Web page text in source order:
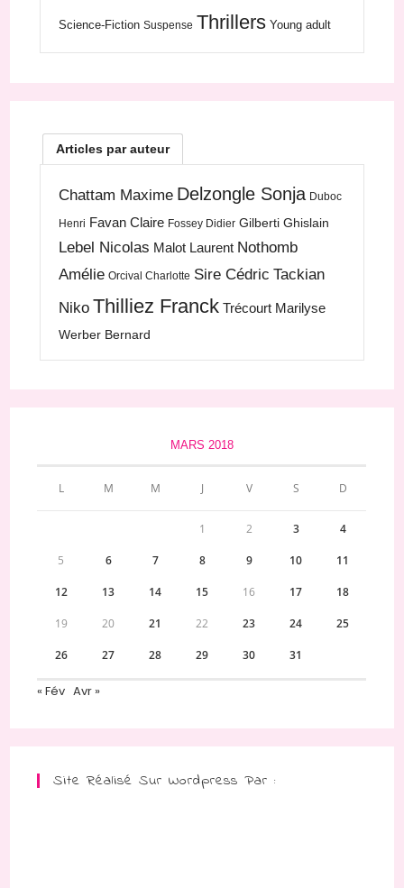
Science-Fiction Suspense Thrillers Young adult
Articles par auteur
Chattam Maxime Delzongle Sonja Duboc
Henri Favan Claire Fossey Didier Gilberti Ghislain
Lebel Nicolas Malot Laurent Nothomb
Amélie Orcival Charlotte Sire Cédric Tackian
Niko Thilliez Franck Trécourt Marilyse
Werber Bernard
MARS 2018
L M M J V S D
1 2 3 4
5 6 7 8 9 10 11
12 13 14 15 16 17 18
19 20 21 22 23 24 25
26 27 28 29 30 31
« Fév Avr »
Site Réalisé Sur Wordpress Par :